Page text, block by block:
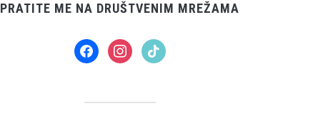
PRATITE ME NA DRUŠTVENIM MREŽAMA
facebookinstagram
tiktok